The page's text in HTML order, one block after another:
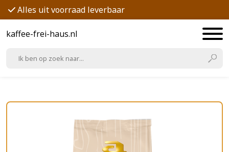
Alles uit voorraad leverbaar
kaffee-frei-haus.nl